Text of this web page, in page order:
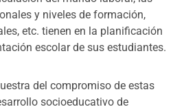
y niveles de formación,
etc. tienen en la planificación
escolar de sus estudiantes.
del compromiso de estas
socioeducativo de